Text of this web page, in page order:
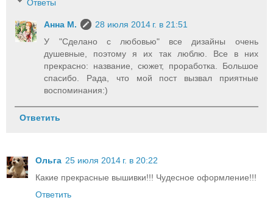
Ответы
Анна М.
28 июля 2014 г. в 21:51
У "Сделано с любовью" все дизайны очень
душевные, поэтому я их так люблю. Все в них
прекрасно: название, сюжет, проработка. Большое
спасибо. Рада, что мой пост вызвал приятные
воспоминания:)
Ответить
Ольга 25 июля 2014 г. в 20:22
Какие прекрасные вышивки!!! Чудесное оформление!!!
Ответить